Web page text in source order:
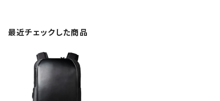
最近チェックした商品